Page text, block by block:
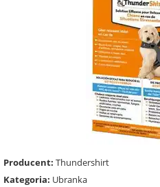
Producent: Thundershirt
Kategoria: Ubranka